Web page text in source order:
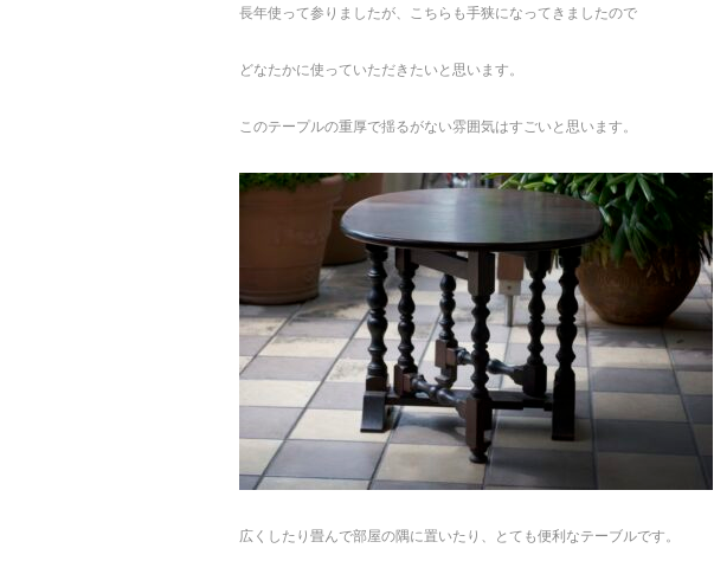
長年使って参りましたが、こちらも手狭になってきましたので
どなたかに使っていただきたいと思います。
このテープルの重厚で揺るがない雰囲気はすごいと思います。
広くしたり畳んで部屋の隅に置いたり、とても便利なテーブルです。